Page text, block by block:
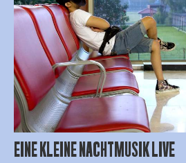
EINE KLEINE NACHTMUSIK LIVE